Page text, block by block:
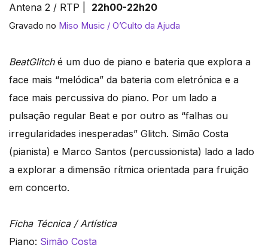
Antena 2 / RTP | 22h00-22h20
Gravado no Miso Music / O’Culto da Ajuda
BeatGlitché um duo de piano e bateria que explora a
face mais “melódica” da bateria com eletrónica e a
face mais percussiva do piano. Por um lado a
pulsação regular Beat e por outro as “falhas ou
irregularidades inesperadas” Glitch. Simão Costa
(pianista) e Marco Santos (percussionista) lado a lado
a explorar a dimensão rítmica orientada para fruição
em concerto.
Ficha Técnica / Artística
Piano: Simão Costa